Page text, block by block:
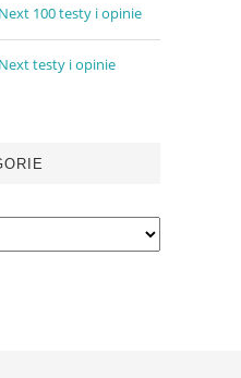
100 testy i opinie
testy i opinie